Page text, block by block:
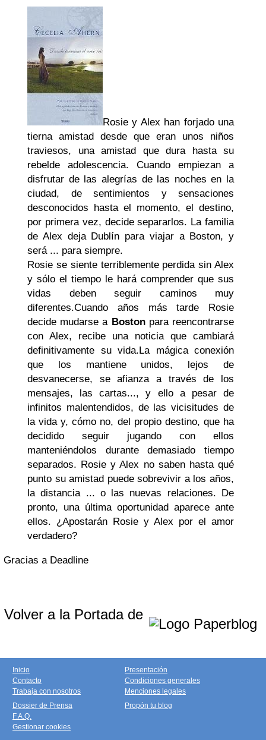
Rosie y Alex han forjado una
tierna amistad desde que eran unos niños
traviesos, una amistad que dura hasta su
rebelde adolescencia. Cuando empiezan a
disfrutar de las alegrías de las noches en la
ciudad, de sentimientos y sensaciones
desconocidos hasta el momento, el destino,
por primera vez, decide separarlos. La familia
de Alex deja Dublín para viajar a Boston, y
será ... para siempre.
Rosie se siente terriblemente perdida sin Alex
y sólo el tiempo le hará comprender que sus
vidas deben seguir caminos muy
diferentes.Cuando años más tarde Rosie
decide mudarse a Bostonpara reencontrarse
con Alex, recibe una noticia que cambiará
definitivamente su vida.La mágica conexión
que los mantiene unidos, lejos de
desvanecerse, se afianza a través de los
mensajes, las cartas..., y ello a pesar de
infinitos malentendidos, de las vicisitudes de
la vida y, cómo no, del propio destino, que ha
decidido seguir jugando con ellos
manteniéndolos durante demasiado tiempo
separados. Rosie y Alex no saben hasta qué
punto su amistad puede sobrevivir a los años,
la distancia ... o las nuevas relaciones. De
pronto, una última oportunidad aparece ante
ellos. ¿Apostarán Rosie y Alex por el amor
verdadero?
Gracias a Deadline
Volver a la Portada de
Inicio
Contacto
Trabaja con nosotros
Presentación
Condiciones generales
Menciones legales
Dossier de Prensa
F.A.Q.
Gestionar cookies
Propón tu blog